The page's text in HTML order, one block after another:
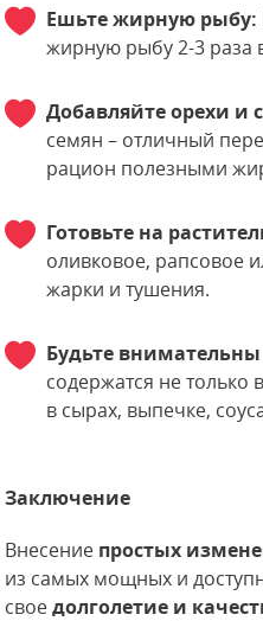
Ешьте жирную рыбу:
жирную рыбу 2-3 раза
Добавляйте орехи и
семян – отличный
рацион полезными
Готовьте на
оливковое, рапсовое
жарки и тушения.
Будьте
содержатся не только
в сырах, выпечке,
Заключение
Внесение простых
из самых мощных и
своедолголетие и